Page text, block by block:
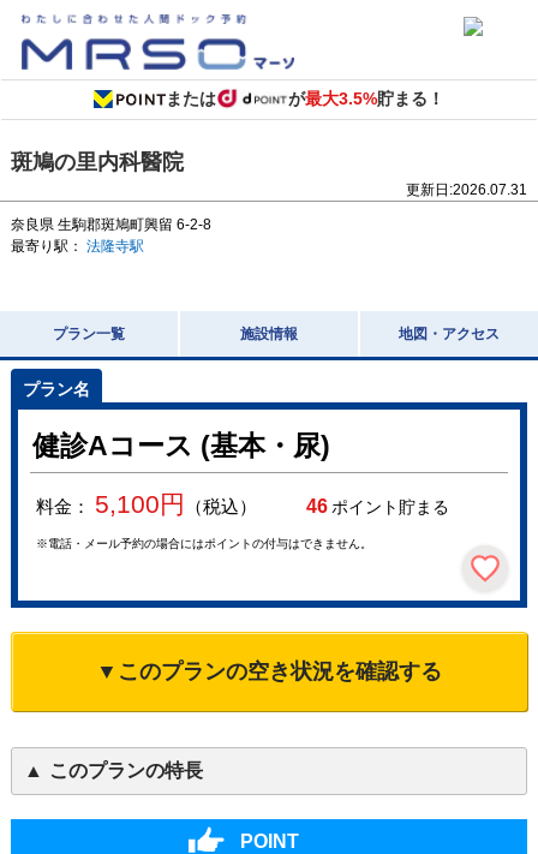
または が最大3.5%貯まる！
斑鳩の里内科醫院
更新日:2026.07.31
奈良県 生駒郡斑鳩町興留 6-2-8
最寄り駅： 法隆寺駅
プラン一覧 施設情報 地図・アクセス
健診Aコース (基本・尿)
料金： 5,100円 （税込） 46ポイント貯まる
※電話・メール予約の場合にはポイントの付与はできません。
▼このプランの空き状況を確認する
このプランの特長
POINT